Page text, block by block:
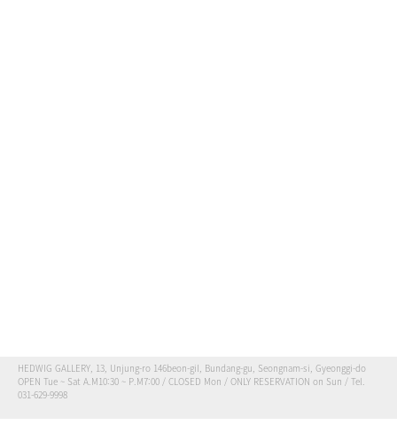
HEDWIG GALLERY, 13, Unjung-ro 146beon-gil, Bundang-gu, Seongnam-si, Gyeonggi-do
OPEN Tue ~ Sat A.M10:30 ~ P.M7:00 / CLOSED Mon / ONLY RESERVATION on Sun / Tel.
031-629-9998